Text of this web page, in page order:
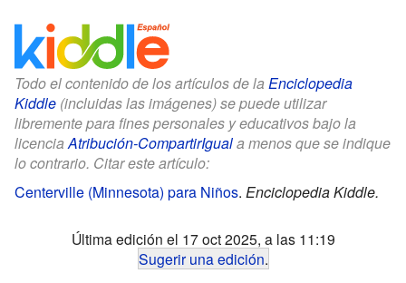
Todo el contenido de los artículos de la Enciclopedia
Kiddle (incluidas las imágenes) se puede utilizar
libremente para fines personales y educativos bajo la
licenciaAtribución-CompartirIguala menos que se indique
lo contrario. Citar este artículo:
Centerville (Minnesota) para Niños. Enciclopedia Kiddle.
Última edición el 17 oct 2025, a las 11:19
Sugerir una edición.